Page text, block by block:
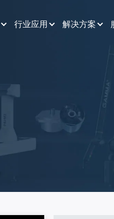
行业应用 解决方案
产品设计与工程
文物保护与修复
预约培训
企